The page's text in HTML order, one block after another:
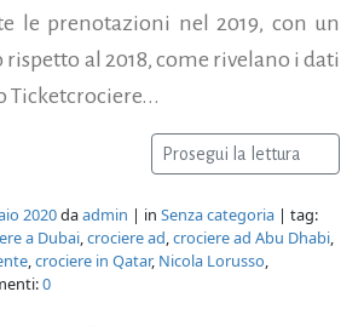
le prenotazioni nel 2019, con un
rispetto al 2018, come rivelano i dati
Ticketcrociere...
Prosegui la lettura
2020daadmin | in Senza categoria | tag:
a Dubai,crociere ad,crociere ad Abu Dhabi,
,crociere in Qatar, Nicola Lorusso,
0